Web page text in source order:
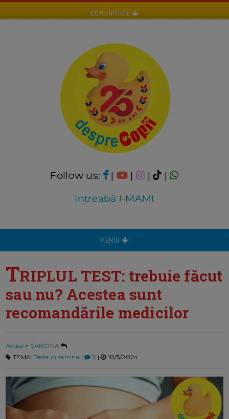
COMUNITATE
Follow us: | | |
|
Intreabă I-MAMI
MENIU
TRIPLUL TEST: trebuie făcut
sau nu? Acestea sunt
recomandările medicilor
Acasa > SARCINA
TEMA: Teste in sarcina | 3 | 10/5/2024